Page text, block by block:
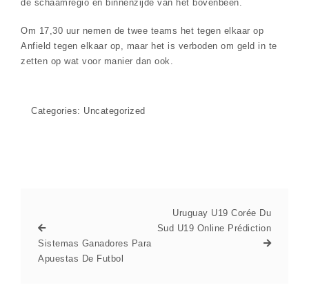
de schaamregio en binnenzijde van het bovenbeen.
Om 17,30 uur nemen de twee teams het tegen elkaar op
Anfield tegen elkaar op, maar het is verboden om geld in te
zetten op wat voor manier dan ook.
Categories: Uncategorized
Sistemas Ganadores Para
Apuestas De Futbol
Uruguay U19 Corée Du
Sud U19 Online Prédiction